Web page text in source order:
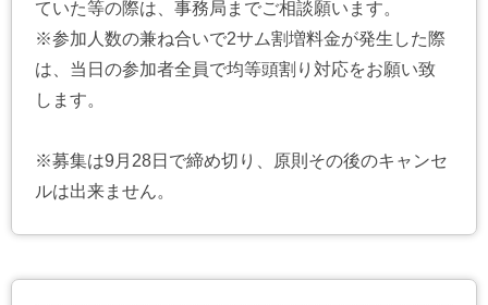
ていた等の際は、事務局までご相談願います。
※参加人数の兼ね合いで2サム割増料金が発生した際
は、当日の参加者全員で均等頭割り対応をお願い致
します。
※募集は9月28日で締め切り、原則その後のキャンセ
ルは出来ません。